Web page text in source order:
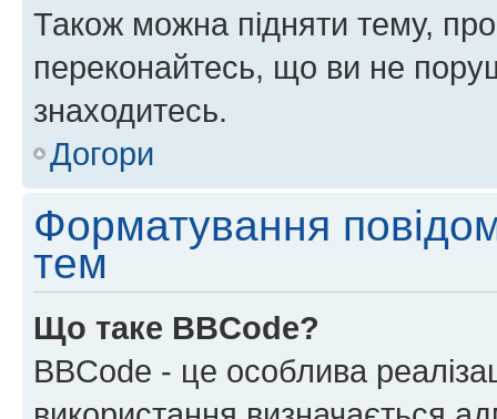
Також можна підняти тему,
переконайтесь, що ви не
знаходитесь.
Догори
Форматування
тем
Що таке BBCode?
BBCode - це особлива